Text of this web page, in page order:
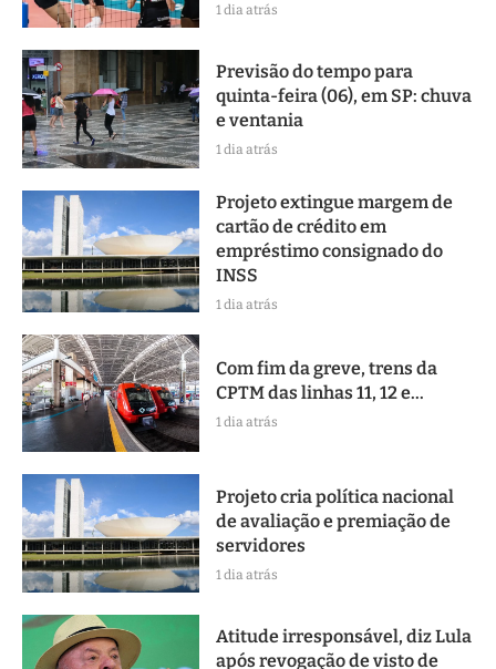
1 dia atrás
Previsão do tempo para
quinta-feira (06), em SP: chuva
e ventania
1 dia atrás
Projeto extingue margem de
cartão de crédito em
empréstimo consignado do
INSS
1 dia atrás
Com fim da greve, trens da
CPTM das linhas 11, 12 e...
1 dia atrás
Projeto cria política nacional
de avaliação e premiação de
servidores
1 dia atrás
Atitude irresponsável, diz Lula
após revogação de visto de